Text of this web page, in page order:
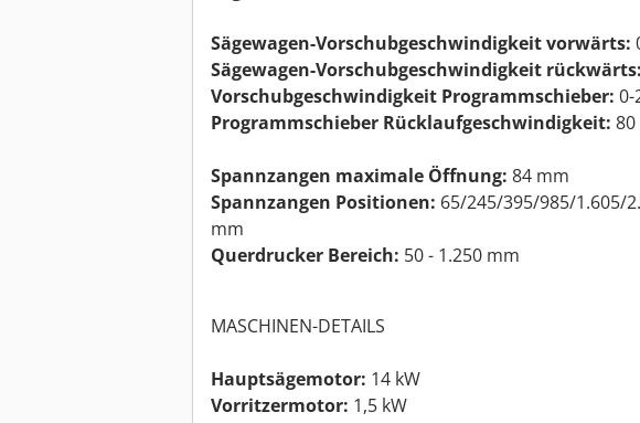
Sägewagen-Vorschubgeschwindigkeit vorwärts:
Sägewagen-Vorschubgeschwindigkeit rückwärts:
Vorschubgeschwindigkeit Programmschieber: 0-
Programmschieber Rücklaufgeschwindigkeit:
Spannzangen maximale Öffnung: 84 mm
Spannzangen Positionen: 65/245/395/985/1.605/
mm
Querdrucker Bereich: 50 - 1.250 mm
MASCHINEN-DETAILS
Hauptsägemotor: 14 kW
Vorritzermotor: 1,5 kW